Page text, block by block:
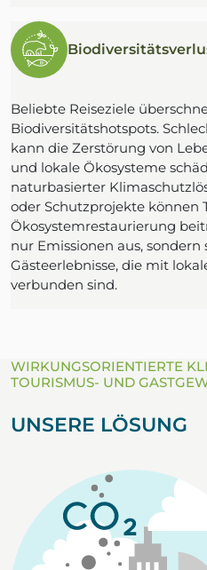
Beliebte Reiseziele
Biodiversitätshotspots.
kann die Zerstörung von
und lokale Ökosysteme
naturbasierter
oder Schutzprojekte können
Ökosystemrestaurierung
nur Emissionen aus,
Gästeerlebnisse, die mit
verbunden sind.
WIRKUNGSORIENTIERTE
TOURISMUS- UND
UNSERE LÖSUNG